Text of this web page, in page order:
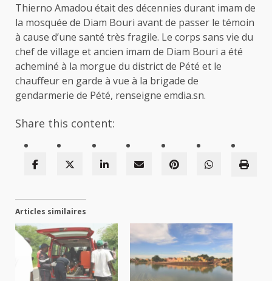
Thierno Amadou était des décennies durant imam de
la mosquée de Diam Bouri avant de passer le témoin
à cause d’une santé très fragile. Le corps sans vie du
chef de village et ancien imam de Diam Bouri a été
acheminé à la morgue du district de Pété et le
chauffeur en garde à vue à la brigade de
gendarmerie de Pété, renseigne emdia.sn.
Share this content:
Articles similaires